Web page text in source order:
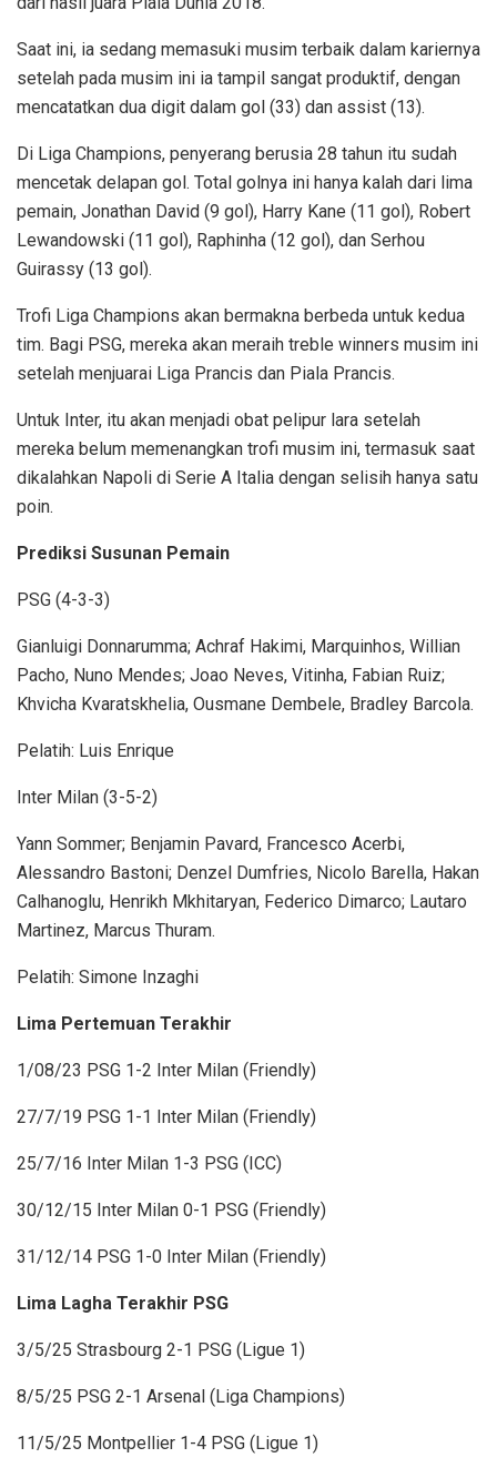
Saat ini, ia sedang memasuki musim terbaik dalam kariernya
setelah pada musim ini ia tampil sangat produktif, dengan
mencatatkan dua digit dalam gol (33) dan assist (13).
Di Liga Champions, penyerang berusia 28 tahun itu sudah
mencetak delapan gol. Total golnya ini hanya kalah dari lima
pemain, Jonathan David (9 gol), Harry Kane (11 gol), Robert
Lewandowski (11 gol), Raphinha (12 gol), dan Serhou
Guirassy (13 gol).
Trofi Liga Champions akan bermakna berbeda untuk kedua
tim. Bagi PSG, mereka akan meraih treble winners musim ini
setelah menjuarai Liga Prancis dan Piala Prancis.
Untuk Inter, itu akan menjadi obat pelipur lara setelah
mereka belum memenangkan trofi musim ini, termasuk saat
dikalahkan Napoli di Serie A Italia dengan selisih hanya satu
poin.
Prediksi Susunan Pemain
PSG (4-3-3)
Gianluigi Donnarumma; Achraf Hakimi, Marquinhos, Willian
Pacho, Nuno Mendes; Joao Neves, Vitinha, Fabian Ruiz;
Khvicha Kvaratskhelia, Ousmane Dembele, Bradley Barcola.
Pelatih: Luis Enrique
Inter Milan (3-5-2)
Yann Sommer; Benjamin Pavard, Francesco Acerbi,
Alessandro Bastoni; Denzel Dumfries, Nicolo Barella, Hakan
Calhanoglu, Henrikh Mkhitaryan, Federico Dimarco; Lautaro
Martinez, Marcus Thuram.
Pelatih: Simone Inzaghi
Lima Pertemuan Terakhir
1/08/23 PSG 1-2 Inter Milan (Friendly)
27/7/19 PSG 1-1 Inter Milan (Friendly)
25/7/16 Inter Milan 1-3 PSG (ICC)
30/12/15 Inter Milan 0-1 PSG (Friendly)
31/12/14 PSG 1-0 Inter Milan (Friendly)
Lima Lagha Terakhir PSG
3/5/25 Strasbourg 2-1 PSG (Ligue 1)
8/5/25 PSG 2-1 Arsenal (Liga Champions)
11/5/25 Montpellier 1-4 PSG (Ligue 1)